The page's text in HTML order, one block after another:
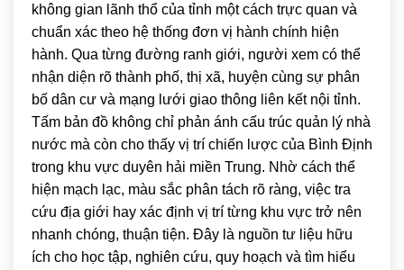
không gian lãnh thổ của tỉnh một cách trực quan và
chuẩn xác theo hệ thống đơn vị hành chính hiện
hành. Qua từng đường ranh giới, người xem có thể
nhận diện rõ thành phố, thị xã, huyện cùng sự phân
bố dân cư và mạng lưới giao thông liên kết nội tỉnh.
Tấm bản đồ không chỉ phản ánh cấu trúc quản lý nhà
nước mà còn cho thấy vị trí chiến lược của Bình Định
trong khu vực duyên hải miền Trung. Nhờ cách thể
hiện mạch lạc, màu sắc phân tách rõ ràng, việc tra
cứu địa giới hay xác định vị trí từng khu vực trở nên
nhanh chóng, thuận tiện. Đây là nguồn tư liệu hữu
ích cho học tập, nghiên cứu, quy hoạch và tìm hiểu